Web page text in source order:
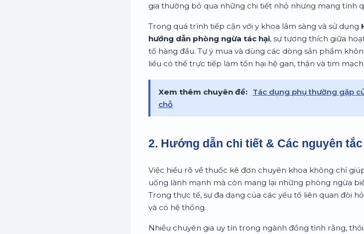
gia thường bỏ qua những chi tiết nhỏ nhưng mang tính
Trong quá trình tiếp cận với y khoa lâm sàng và sử dụng
hướng dẫn phòng ngừa tác hại, sự tương thích giữa
tố hàng đầu. Tự ý mua và dùng các dòng sản phẩm
liều có thể trực tiếp làm tổn hại hệ gan, thận và tim
Xem thêm chuyên đề: Tác dụng phụ thường gặp
chỗ
2. Hướng dẫn chi tiết & Các nguyên
Việc hiểu rõ về thuốc kê đơn chuyên khoa không chỉ
uống lành mạnh mà còn mang lại những phòng ngừa
Trong thực tế, sự đa dạng của các yếu tố liên quan đòi
và có hệ thống.
Nhiều chuyên gia uy tín trong ngành đồng tình rằng,